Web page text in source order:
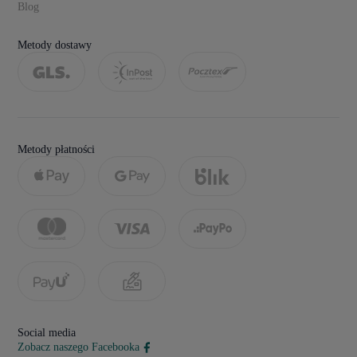
Blog
Metody dostawy
Metody płatności
Social media
Zobacz naszego Facebooka